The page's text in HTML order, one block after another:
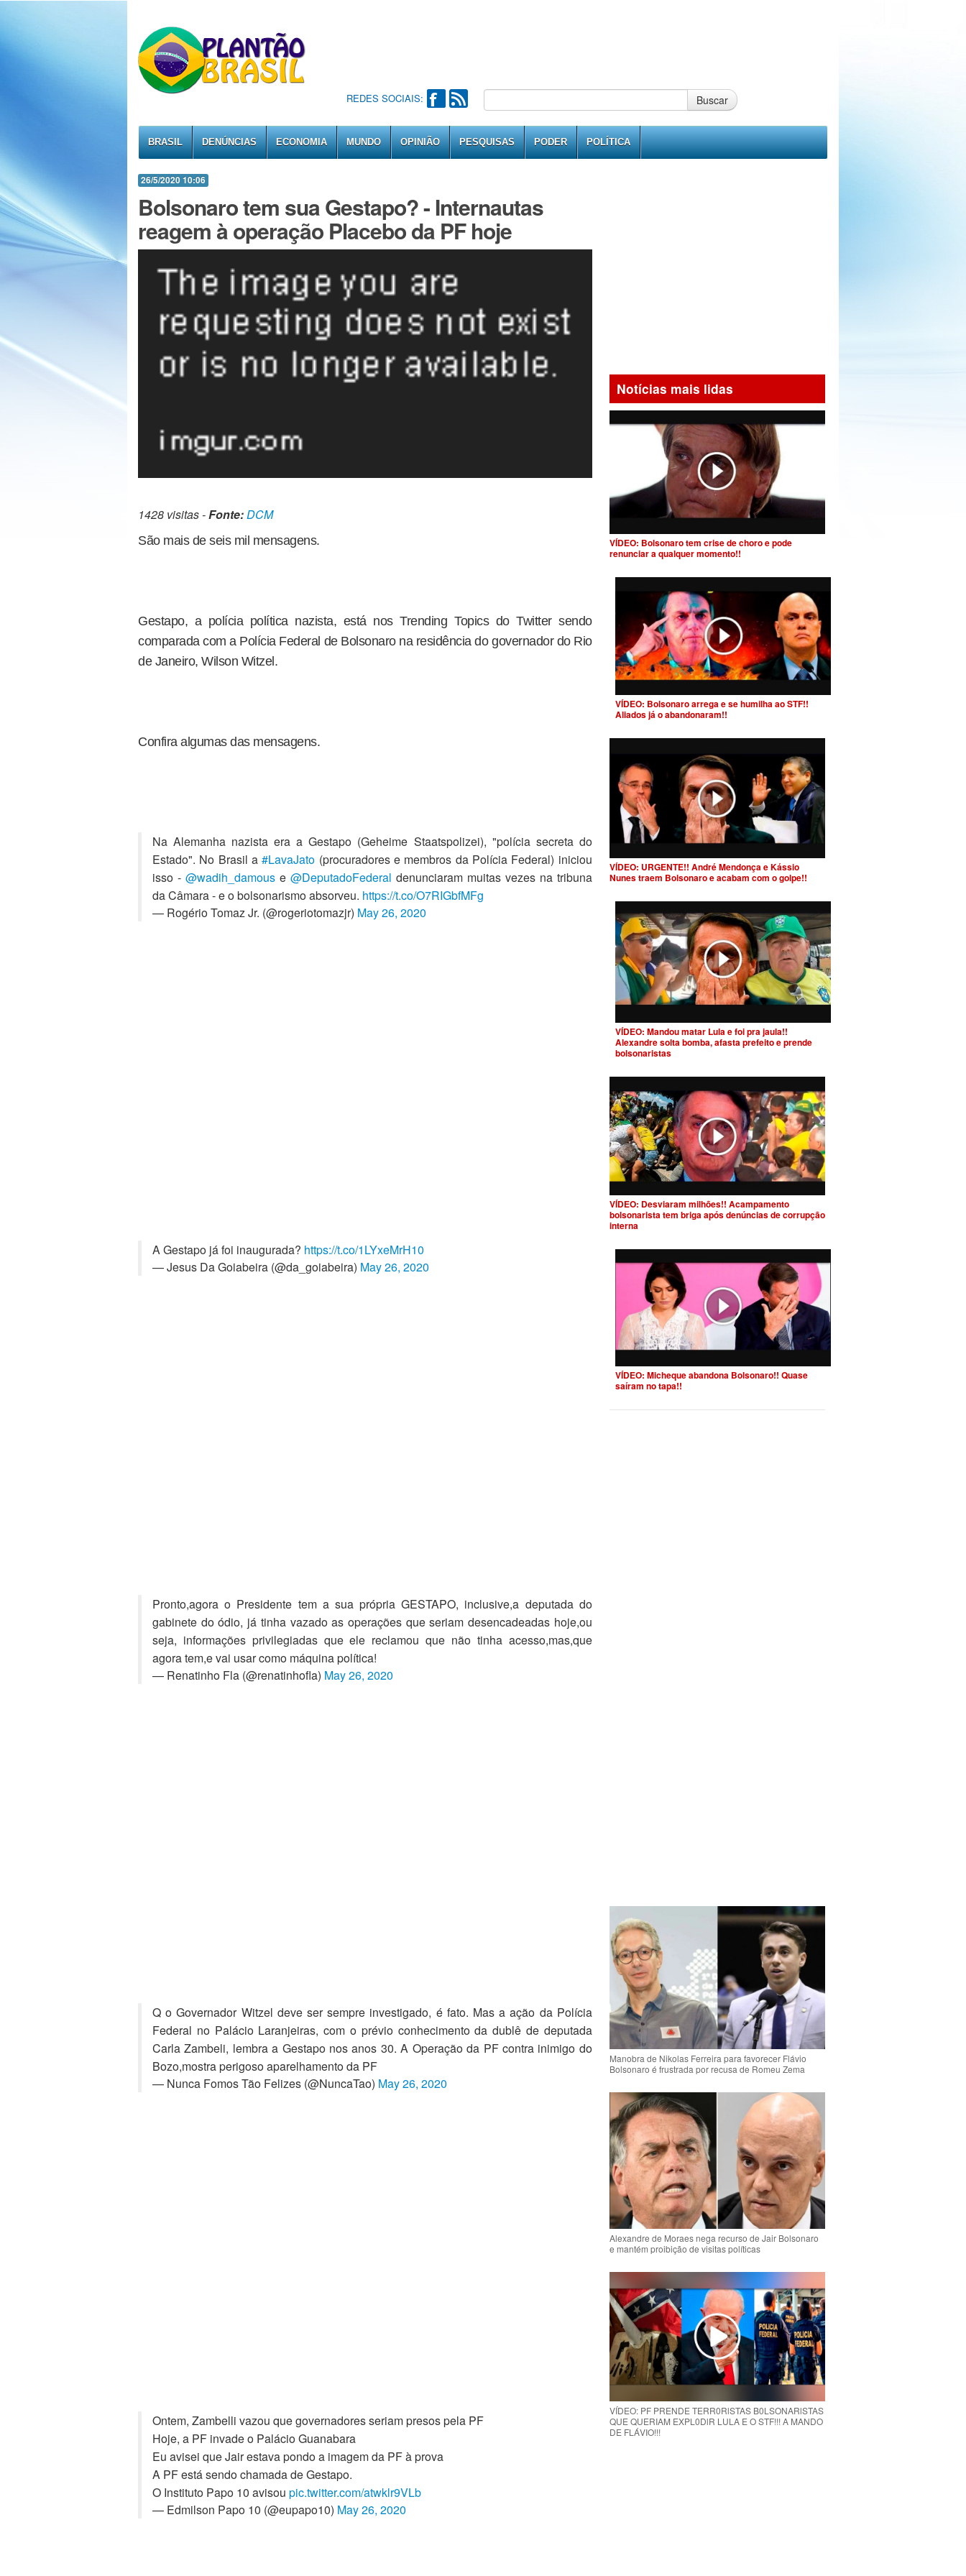
REDES SOCIAIS: Buscar
BRASIL DENÚNCIAS ECONOMIA MUNDO OPINIÃO PESQUISAS PODER POLÍTICA
26/5/2020 10:06
Bolsonaro tem sua Gestapo? - Internautas
reagem à operação Placebo da PF hoje
1428 visitas -Fonte:DCM
São mais de seis mil mensagens.
Gestapo, a polícia política nazista, está nos Trending Topics do Twitter sendo
comparada com a Polícia Federal de Bolsonaro na residência do governador do Rio
de Janeiro, Wilson Witzel.
Confira algumas das mensagens.
Na Alemanha nazista era a Gestapo (Geheime Staatspolizei), "polícia secreta do
Estado". No Brasil a#LavaJato (procuradores e membros da Polícia Federal) iniciou
isso - @wadih_damouse @DeputadoFederal denunciaram muitas vezes na tribuna
da Câmara - e o bolsonarismo absorveu. https://t.co/O7RIGbfMFg
— Rogério Tomaz Jr. (@rogeriotomazjr) May 26, 2020
A Gestapo já foi inaugurada? https://t.co/1LYxeMrH10
— Jesus Da Goiabeira (@da_goiabeira) May 26, 2020
Pronto,agora o Presidente tem a sua própria GESTAPO, inclusive,a deputada do
gabinete do ódio, já tinha vazado as operações que seriam desencadeadas hoje,ou
seja, informações privilegiadas que ele reclamou que não tinha acesso,mas,que
agora tem,e vai usar como máquina política!
— Renatinho Fla (@renatinhofla) May 26, 2020
Q o Governador Witzel deve ser sempre investigado, é fato. Mas a ação da Polícia
Federal no Palácio Laranjeiras, com o prévio conhecimento da dublê de deputada
Carla Zambeli, lembra a Gestapo nos anos 30. A Operação da PF contra inimigo do
Bozo,mostra perigoso aparelhamento da PF
— Nunca Fomos Tão Felizes (@NuncaTao) May 26, 2020
Ontem, Zambelli vazou que governadores seriam presos pela PF
Hoje, a PF invade o Palácio Guanabara
Eu avisei que Jair estava pondo a imagem da PF à prova
A PF está sendo chamada de Gestapo.
O Instituto Papo 10 avisou pic.twitter.com/atwklr9VLb
— Edmilson Papo 10 (@eupapo10) May 26, 2020
Notícias mais lidas
VÍDEO: Bolsonaro tem crise de choro e pode
renunciar a qualquer momento!!
VÍDEO: Bolsonaro arrega e se humilha ao STF!!
Aliados já o abandonaram!!
VÍDEO: URGENTE!! André Mendonça e Kássio
Nunes traem Bolsonaro e acabam com o golpe!!
VÍDEO: Mandou matar Lula e foi pra jaula!!
Alexandre solta bomba, afasta prefeito e prende
bolsonaristas
VÍDEO: Desviaram milhões!! Acampamento
bolsonarista tem briga após denúncias de corrupção
interna
VÍDEO: Micheque abandona Bolsonaro!! Quase
saíram no tapa!!
Manobra de Nikolas Ferreira para favorecer Flávio
Bolsonaro é frustrada por recusa de Romeu Zema
Alexandre de Moraes nega recurso de Jair Bolsonaro
e mantém proibição de visitas políticas
VÍDEO: PF PRENDE TERR0RlSTAS B0LSONARlSTAS
QUE QUERIAM EXPL0DlR LULA E O STF!!! A MANDO
DE FLÁVIO!!!